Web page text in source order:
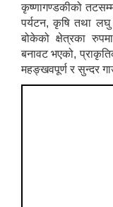
नियमित खाेप केन्द्र विवरण
कृष्णागण्डकीको तटसम्म
पर्यटन, कृषि तथा लघु
बोकेको क्षेत्रका
बनावट भएको,
महङ्खवपूर्ण र सुन्दर